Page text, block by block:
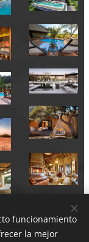
funcionamiento
la mejor